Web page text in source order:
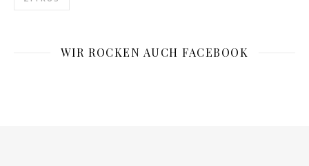
WIR ROCKEN AUCH FACEBOOK